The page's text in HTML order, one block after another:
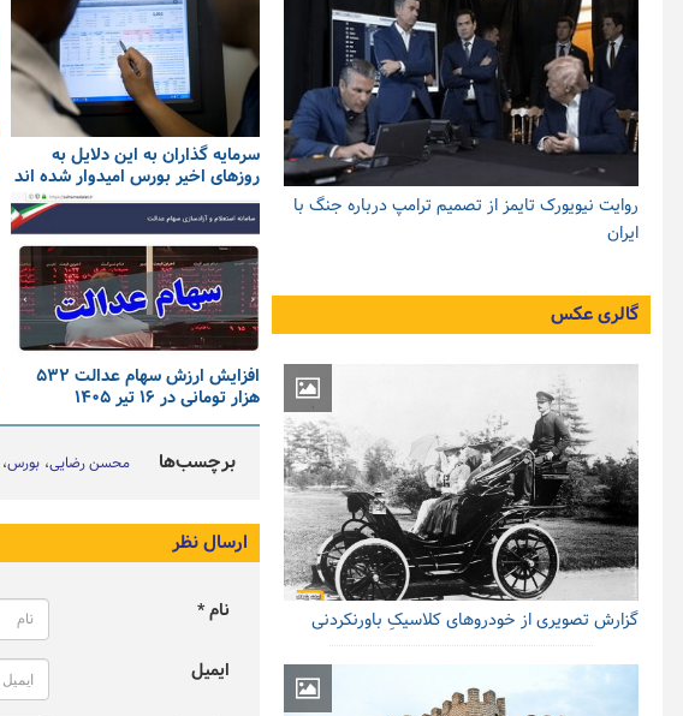
سرمایه گذاران به این دلایل به
روزهای اخیر بورس امیدوار شده اند
افزایش ارزش سهام عدالت ۵۳۲
هزار تومانی در ۱۶ تیر ۱۴۰۵
برچسب‌ها محسن رضایی بورس
ارسال نظر
نام *
ایمیل
روایت نیویورک تایمز از تصمیم ترامپ درباره جنگ با
ایران
گالری عکس
گزارش تصویری از خودروهای کلاسیکِ باورنکردنی